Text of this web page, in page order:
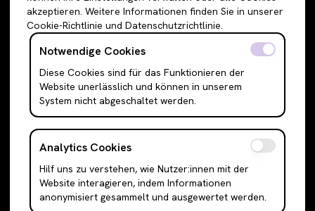
Sweatshirts & Hoodies
Shirts & Blusen
T-Shirts
Cami Top & Ärmellos
Schulterfreie Oberteile
Boleros & Shrugs
Anzugwesten & Polunder
Langarm Oberteile
Bodysuits
Outerwear
Shorts
Leggings
Mini Röcke
Midi Röcke
Kleider
Midi Kleider
Maxi Kleider
akzeptieren. Weitere Informationen finden Sie in unserer
Cookie-Richtlinie und Datenschutzrichtlinie.
Notwendige Cookies
Diese Cookies sind für das Funktionieren der
Website unerlässlich und können in unserem
System nicht abgeschaltet werden.
Analytics Cookies
Hilf uns zu verstehen, wie Nutzer:innen mit der
Website interagieren, indem Informationen
anonymisiert gesammelt und ausgewertet werden.